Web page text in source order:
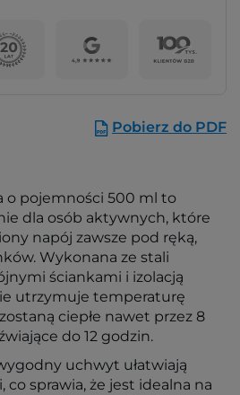
Pobierz do PDF
o pojemności 500 ml to
dla osób aktywnych, które
napój zawsze pod ręką,
Wykonana ze stali
ściankami i izolacją
utrzymuje temperaturę
ciepłe nawet przez 8
do 12 godzin.
uchwyt ułatwiają
sprawia, że jest idealna na